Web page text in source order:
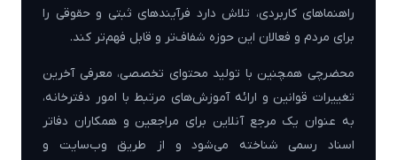
راهنماهای کاربردی، تلاش دارد فرآیندهای ثبتی و حقوقی را
برای مردم و فعالان این حوزه شفاف‌تر و قابل فهم‌تر کند.
محضرچی همچنین با تولید محتوای تخصصی، معرفی آخرین
تغییرات قوانین و ارائه آموزش‌های مرتبط با امور دفترخانه،
به عنوان یک مرجع آنلاین برای مراجعین و همکاران دفاتر
اسناد رسمی شناخته می‌شود و از طریق وب‌سایت و